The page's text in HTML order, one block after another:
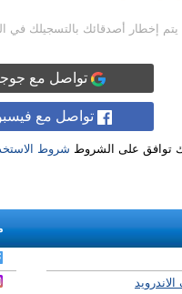
يتم إخطار أصدقائك بالتسجيلك
تواصل مع
تواصل مع
توافق على الشروط شروط